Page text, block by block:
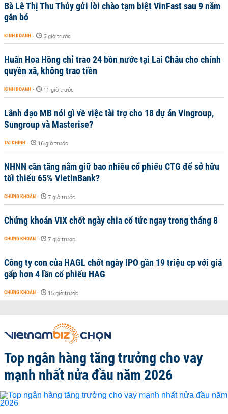
Bà Lê Thị Thu Thủy gửi lời chào tạm biệt VinFast sau 9 năm
gắn bó
KINH DOANH - 5 giờ trước
Huấn Hoa Hồng chỉ trao 24 bồn nước tại Lai Châu cho chính
quyền xã, không trao tiền
KINH DOANH - 11 giờ trước
Lãnh đạo MB nói gì về việc tài trợ cho 18 dự án Vingroup,
Sungroup và Masterise?
TÀI CHÍNH - 16 giờ trước
NHNN cần tăng nắm giữ bao nhiêu cổ phiếu CTG để sở hữu
tối thiểu 65% VietinBank?
CHỨNG KHOÁN - 7 giờ trước
Chứng khoán VIX chốt ngày chia cổ tức ngay trong tháng 8
CHỨNG KHOÁN - 7 giờ trước
Công ty con của HAGL chốt ngày IPO gần 19 triệu cp với giá
gấp hơn 4 lần cổ phiếu HAG
CHỨNG KHOÁN - 15 giờ trước
Top ngân hàng tăng trưởng cho vay
mạnh nhất nửa đầu năm 2026